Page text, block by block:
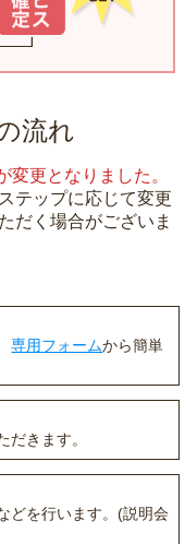
流れ
更となりました。
テップに応じて変更
だく場合がございま
専用フォームから簡単
だきます。
どを行います。(説明会